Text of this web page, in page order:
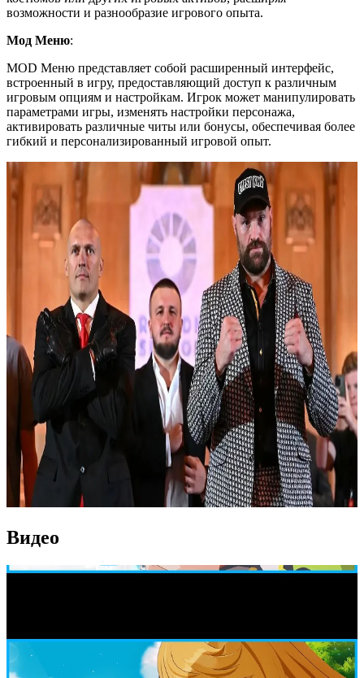
возможности и разнообразие игрового опыта.
Мод Меню:
MOD Меню представляет собой расширенный интерфейс,
встроенный в игру, предоставляющий доступ к различным
игровым опциям и настройкам. Игрок может манипулировать
параметрами игры, изменять настройки персонажа,
активировать различные читы или бонусы, обеспечивая более
гибкий и персонализированный игровой опыт.
Видео